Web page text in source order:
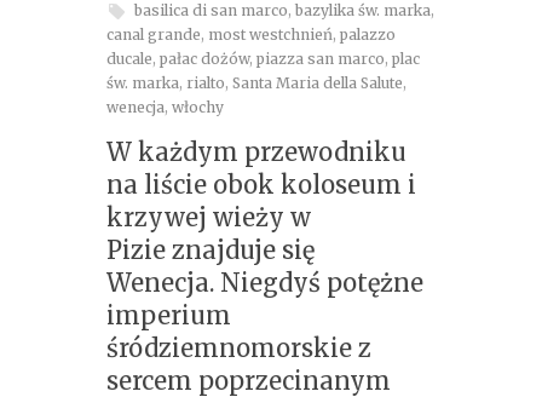
basilica di san marco, bazylika św. marka,
canal grande, most westchnień, palazzo
ducale, pałac dożów, piazza san marco, plac
św. marka, rialto, Santa Maria della Salute,
wenecja, włochy
W każdym przewodniku
na liście obok koloseum i
krzywej wieży w
Pizie znajduje się
Wenecja. Niegdyś potężne
imperium
śródziemnomorskie z
sercem poprzecinanym